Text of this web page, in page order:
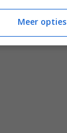
Meer opties